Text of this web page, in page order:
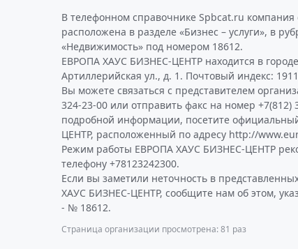
В телефонном справочнике Spbcat.ru компания
расположена в разделе «Бизнес – услуги», в
«Недвижимость» под номером 18612.
ЕВРОПА ХАУС БИЗНЕС-ЦЕНТР находится в
Артиллерийская ул., д. 1. Почтовый индекс:
Вы можете связаться с представителем
324-23-00 или отправить факс на номер +7(812)
подробной информации, посетите
ЦЕНТР, расположенный по адресу http://
Режим работы ЕВРОПА ХАУС БИЗНЕС-ЦЕНТР
телефону +78123242300.
Если вы заметили неточность в
ХАУС БИЗНЕС-ЦЕНТР, сообщите нам об этом,
- № 18612.
Страница организации просмотрена: 81 раз